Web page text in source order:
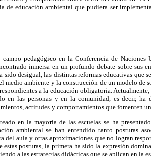
de educación ambiental que pudiera ser
pedagógico en la Conferencia de
inmersa en un profundo debate sobre sus
sido desigual, las distintas reformas educativas que
medio ambiente y la construcción de un modelo de
a la educación obligatoria.
en las personas y en la comunidad, es decir,
actitudes y comportamientos que fomenten
en la mayoría de las escuelas se ha
ambiental se han entendido tanto posturas
del aula y otras aproximaciones que no logran
posturas, la primera ha sido la expresión
a las estrategias didácticas que se aplican en la